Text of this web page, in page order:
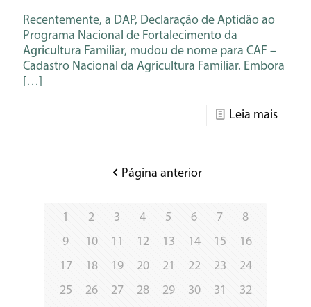
Recentemente, a DAP, Declaração de Aptidão ao
Programa Nacional de Fortalecimento da
Agricultura Familiar, mudou de nome para CAF –
Cadastro Nacional da Agricultura Familiar. Embora
[…]
Leia mais
Página anterior
1 2 3 4 5 6 7
8
9
10 11 12 13 14 15
16
17
18 19 20 21 22 23
24
25
26 27 28 29 30 31
32